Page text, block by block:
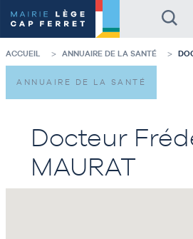
au
contenu
de
la
page
au
pied
de
page
ACCUEIL ANNUAIRE DE LA SANTÉ
Docteur
MAURAT
ANNUAIRE DE LA SANTÉ